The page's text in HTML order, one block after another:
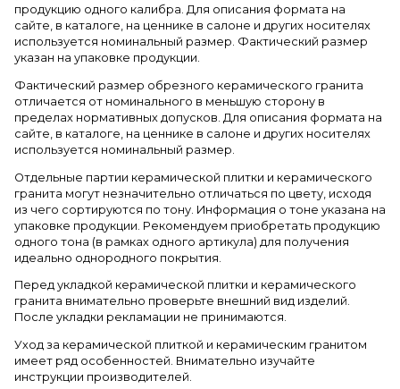
продукцию одного калибра. Для описания формата на
сайте, в каталоге, на ценнике в салоне и других носителях
используется номинальный размер. Фактический размер
указан на упаковке продукции.
Фактический размер обрезного керамического гранита
отличается от номинального в меньшую сторону в
пределах нормативных допусков. Для описания формата на
сайте, в каталоге, на ценнике в салоне и других носителях
используется номинальный размер.
Отдельные партии керамической плитки и керамического
гранита могут незначительно отличаться по цвету, исходя
из чего сортируются по тону. Информация о тоне указана на
упаковке продукции. Рекомендуем приобретать продукцию
одного тона (в рамках одного артикула) для получения
идеально однородного покрытия.
Перед укладкой керамической плитки и керамического
гранита внимательно проверьте внешний вид изделий.
После укладки рекламации не принимаются.
Уход за керамической плиткой и керамическим гранитом
имеет ряд особенностей. Внимательно изучайте
инструкции производителей.